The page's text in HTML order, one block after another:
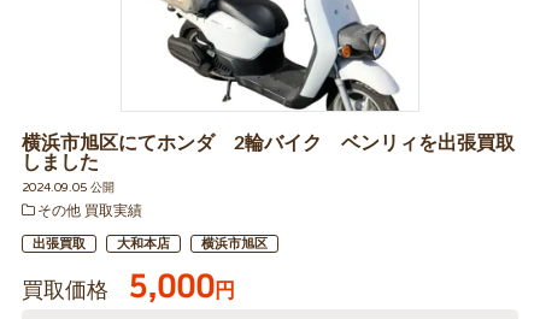
横浜市旭区にてホンダ 2輪バイク ベンリィを出張買取
しました
2024.09.05 公開
その他 買取実績
出張買取 大和本店 横浜市旭区
買取価格 5,000円